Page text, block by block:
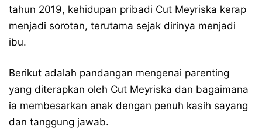
tahun 2019, kehidupan pribadi Cut Meyriska kerap
menjadi sorotan, terutama sejak dirinya menjadi
ibu.
Berikut adalah pandangan mengenai parenting
yang diterapkan oleh Cut Meyriska dan bagaimana
ia membesarkan anak dengan penuh kasih sayang
dan tanggung jawab.